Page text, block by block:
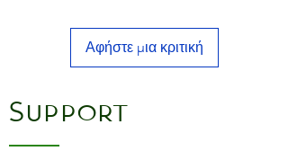
Αφήστε μια κριτική
Support